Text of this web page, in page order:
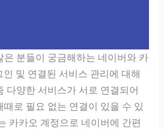
은 분들이 궁금해하는 네이버와 카
및 연결된 서비스 관리에 대해
다양한 서비스가 서로 연결되어
로 필요 없는 연결이 있을 수 있
카카오 계정으로 네이버에 간편